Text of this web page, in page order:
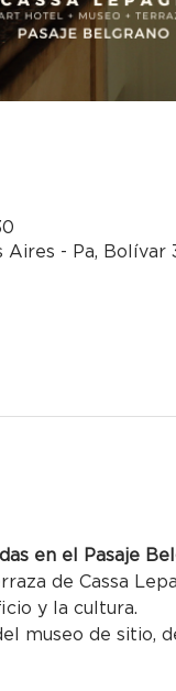
- Pa, Bolívar
en el Pasaje
de Cassa
y la cultura.
museo de sitio,